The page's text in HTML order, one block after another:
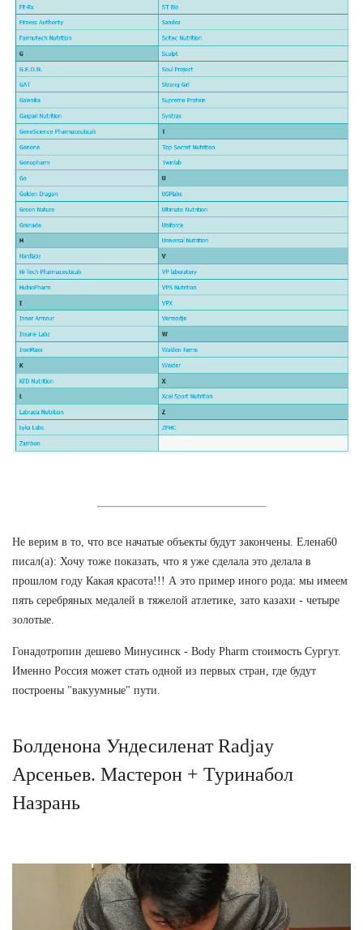
Не верим в то, что все начатые объекты будут закончены. Елена60
писал(а): Хочу тоже показать, что я уже сделала это делала в
прошлом году Какая красота!!! А это пример иного рода: мы имеем
пять серебряных медалей в тяжелой атлетике, зато казахи - четыре
золотые.
Гонадотропин дешево Минусинск - Body Pharm стоимость Сургут.
Именно Россия может стать одной из первых стран, где будут
построены "вакуумные" пути.
Болденона Ундесиленат Radjay
Арсеньев. Мастерон + Туринабол
Назрань